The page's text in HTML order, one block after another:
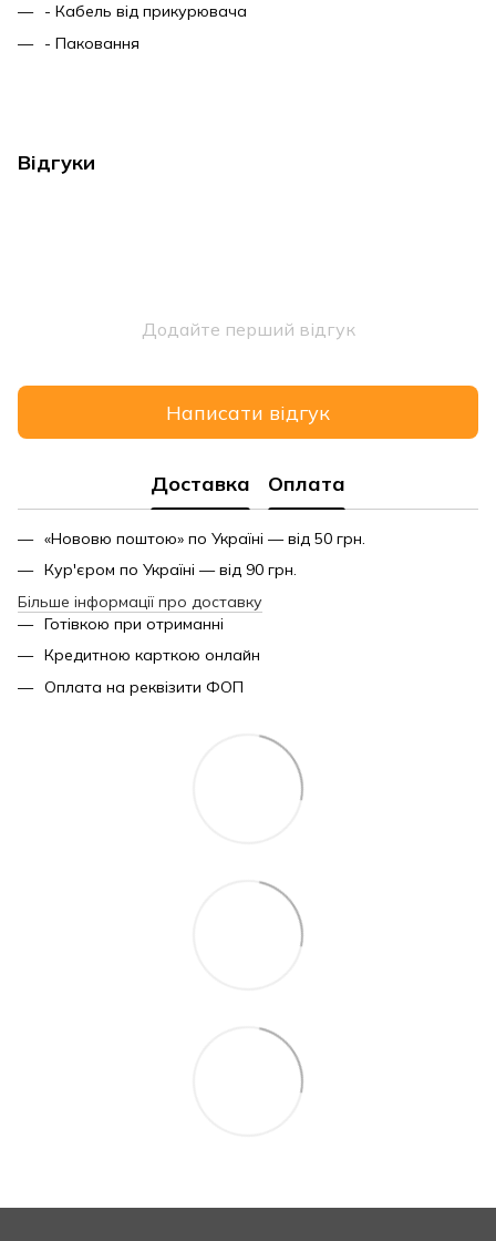
- Кабель від прикурювача
- Паковання
Відгуки
Додайте перший відгук
Написати відгук
Доставка Оплата
«Нововю поштою» по Україні — від 50 грн.
Кур'єром по Україні — від 90 грн.
Більше інформації про доставку
Готівкою при отриманні
Кредитною карткою онлайн
Оплата на реквізити ФОП